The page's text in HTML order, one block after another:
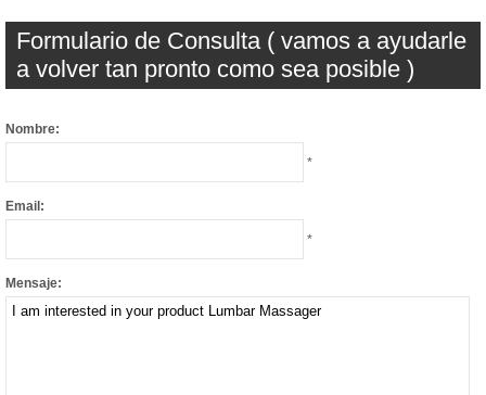
Formulario de Consulta ( vamos a ayudarle
a volver tan pronto como sea posible )
Nombre:
*
Email:
*
Mensaje: